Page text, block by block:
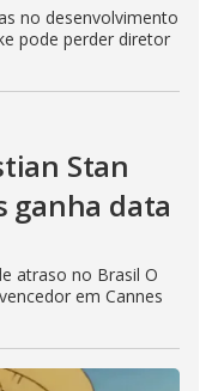
no desenvolvimento
pode perder diretor
Stan
ganha data
atraso no Brasil O
em Cannes